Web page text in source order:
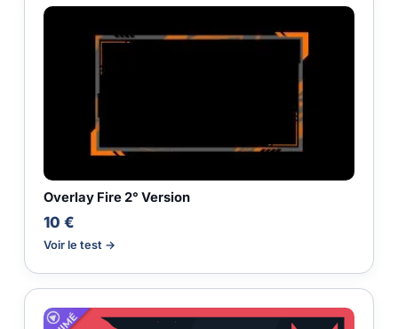
Overlay Fire 2° Version
10 €
Voir le test →